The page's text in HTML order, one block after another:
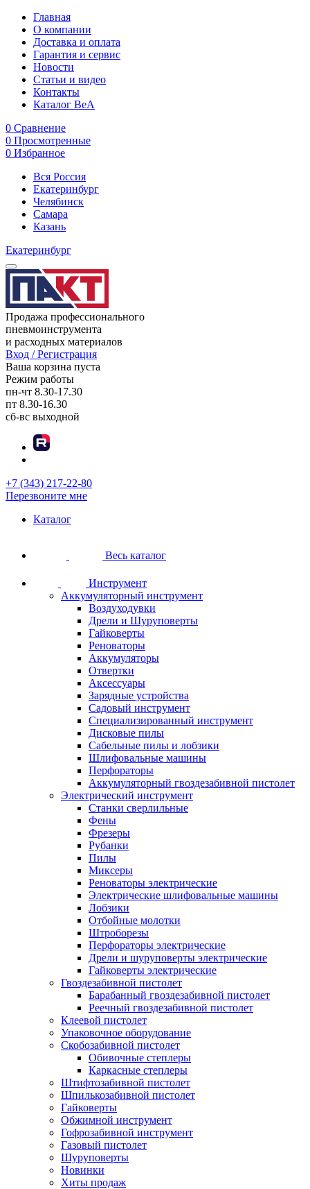
Главная
О компании
Доставка и оплата
Гарантия и сервис
Новости
Статьи и видео
Контакты
Каталог BeA
0 Сравнение
0 Просмотренные
0 Избранное
Вся Россия
Екатеринбург
Челябинск
Самара
Казань
Екатеринбург
Продажа профессионального
пневмоинструмента
и расходных материалов
Вход / Регистрация
Ваша корзина пуста
Режим работы
пн-чт 8.30-17.30
пт 8.30-16.30
сб-вс выходной
+7 (343) 217-22-80
Перезвоните мне
Каталог
Весь каталог
Инструмент
Аккумуляторный инструмент
Воздуходувки
Дрели и Шуруповерты
Гайковерты
Реноваторы
Аккумуляторы
Отвертки
Аксессуары
Зарядные устройства
Садовый инструмент
Специализированный инструмент
Дисковые пилы
Сабельные пилы и лобзики
Шлифовальные машины
Перфораторы
Аккумуляторный гвоздезабивной пистолет
Электрический инструмент
Станки сверлильные
Фены
Фрезеры
Рубанки
Пилы
Миксеры
Реноваторы электрические
Электрические шлифовальные машины
Лобзики
Отбойные молотки
Штроборезы
Перфораторы электрические
Дрели и шуруповерты электрические
Гайковерты электрические
Гвоздезабивной пистолет
Барабанный гвоздезабивной пистолет
Реечный гвоздезабивной пистолет
Клеевой пистолет
Упаковочное оборудование
Скобозабивной пистолет
Обивочные степлеры
Каркасные степлеры
Штифтозабивной пистолет
Шпилькозабивной пистолет
Гайковерты
Обжимной инструмент
Гофрозабивной инструмент
Газовый пистолет
Шуруповерты
Новинки
Хиты продаж